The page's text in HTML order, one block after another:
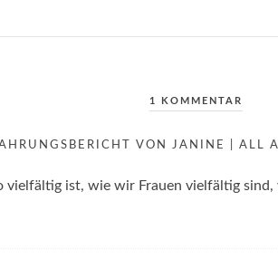
1 KOMMENTAR
VON JANINE | ALL
vielfältig ist, wie wir Frauen vielfältig